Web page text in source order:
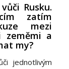
Rusku.
zatím
mezi
zeměmi a
my?
jednotlivým